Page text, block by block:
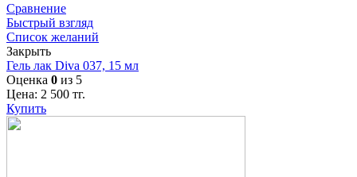
Сравнение
Быстрый взгляд
Список желаний
Закрыть
Гель лак Diva 037, 15 мл
Оценка 0 из 5
Цена: 2 500 тг.
Купить